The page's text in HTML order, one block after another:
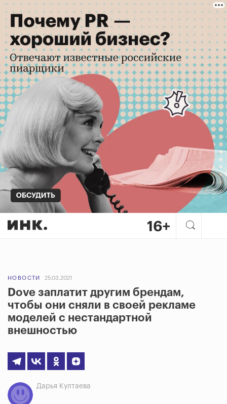
НОВОСТИ 25.03.2021
Dove заплатит другим брендам,
чтобы они сняли в своей рекламе
моделей с нестандартной
внешностью
Дарья Култаева